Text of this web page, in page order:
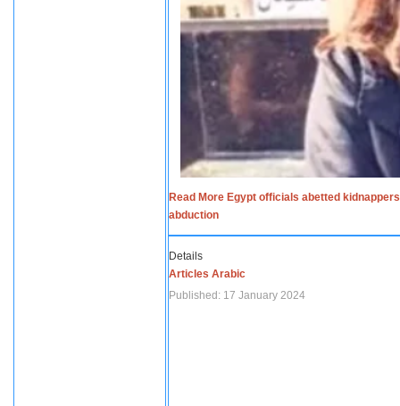
Read More Egypt officials abetted
abduction
Details
Articles Arabic
Published: 17 January 2024